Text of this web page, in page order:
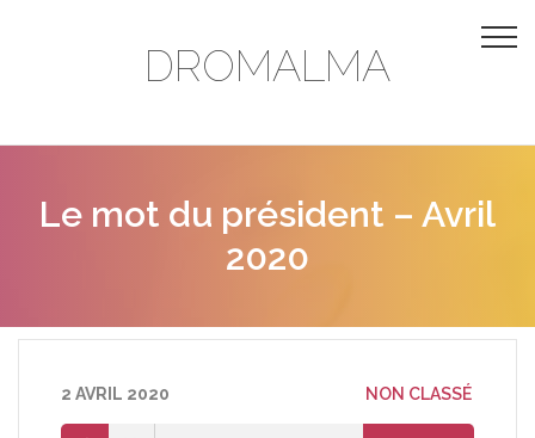
DROMALMA
Le mot du président – Avril
2020
2 AVRIL 2020 NON CLASSÉ